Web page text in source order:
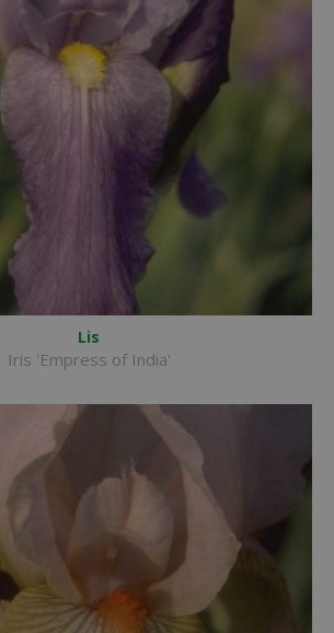
Lis
Iris 'Empress of India'